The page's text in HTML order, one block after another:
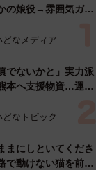
の娘役→雰囲気ガラ
」「宝塚に入れそ
どなメディア
でないかと」実力派
本へ支援物資…運搬
痛いほど伝わる」
どなトピック
まにしといてくださ
で動けない猫を前に